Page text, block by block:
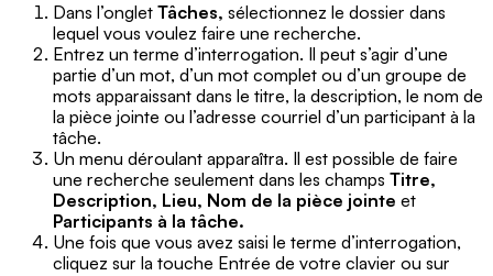
Dans l’onglet Tâches, sélectionnez le dossier dans
lequel vous voulez faire une recherche.
Entrez un terme d’interrogation. Il peut s’agir d’une
partie d’un mot, d’un mot complet ou d’un groupe de
mots apparaissant dans le titre, la description, le nom de
la pièce jointe ou l’adresse courriel d’un participant à la
tâche.
Un menu déroulant apparaîtra. Il est possible de faire
une recherche seulement dans les champs Titre,
Description, Lieu, Nom de la pièce jointe et
Participants à la tâche.
Une fois que vous avez saisi le terme d’interrogation,
cliquez sur la touche Entrée de votre clavier ou sur